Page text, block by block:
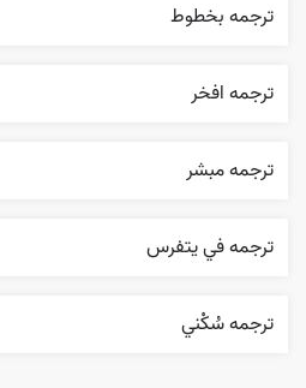
ترجمه بخطوط
ترجمه افخر
ترجمه مبشر
ترجمه في يتفرس
ترجمه سُکْني